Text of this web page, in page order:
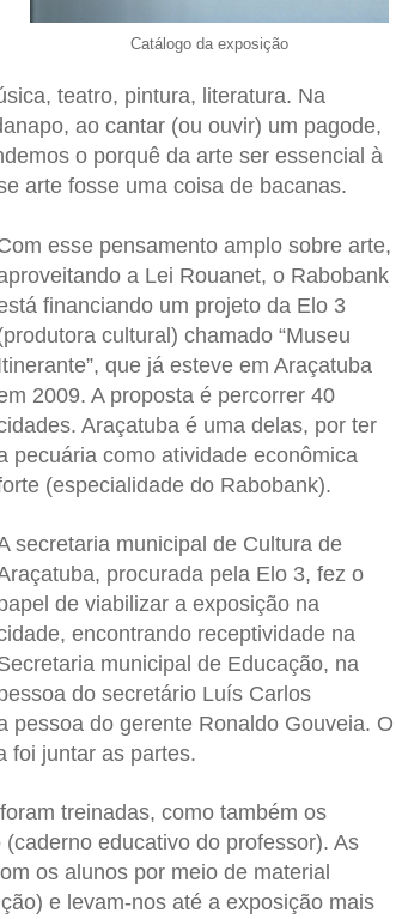
Catálogo da exposição
teatro, pintura, literatura. Na
ao cantar (ou ouvir) um pagode,
o porquê da arte ser essencial à
arte fosse uma coisa de bacanas.
esse pensamento amplo sobre arte,
a Lei Rouanet, o Rabobank
financiando um projeto da Elo 3
cultural) chamado “Museu
que já esteve em Araçatuba
2009. A proposta é percorrer 40
Araçatuba é uma delas, por ter
pecuária como atividade econômica
(especialidade do Rabobank).
secretaria municipal de Cultura de
procurada pela Elo 3, fez o
de viabilizar a exposição na
encontrando receptividade na
municipal de Educação, na
do secretário Luís Carlos
pessoa do gerente Ronaldo Gouveia. O
foi juntar as partes.
treinadas, como também os
educativo do professor). As
os alunos por meio de material
e levam-nos até a exposição mais